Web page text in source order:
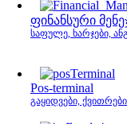
ფინანსური
საფულე, ხარჯები,
Pos-terminal
გაყიდვები,